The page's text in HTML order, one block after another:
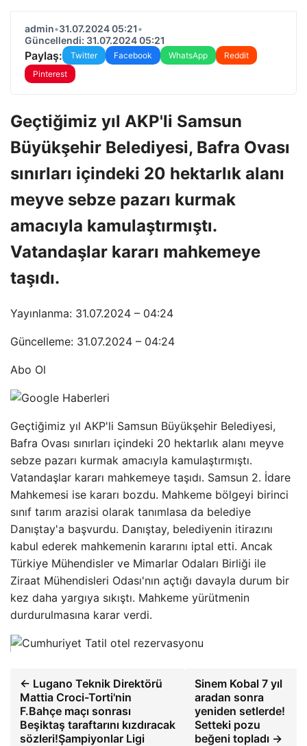
admin•31.07.2024 05:21•
Güncellendi: 31.07.2024 05:21
Paylaş: Twitter Facebook WhatsApp
Reddit
Pinterest
Geçtiğimiz yıl AKP'li Samsun
Büyükşehir Belediyesi, Bafra Ovası
sınırları içindeki 20 hektarlık alanı
meyve sebze pazarı kurmak
amacıyla kamulaştırmıştı.
Vatandaşlar kararı mahkemeye
taşıdı.
Yayınlanma: 31.07.2024 – 04:24
Güncelleme: 31.07.2024 – 04:24
Abo Ol
Geçtiğimiz yıl AKP'li Samsun Büyükşehir Belediyesi,
Bafra Ovası sınırları içindeki 20 hektarlık alanı meyve
sebze pazarı kurmak amacıyla kamulaştırmıştı.
Vatandaşlar kararı mahkemeye taşıdı. Samsun 2. İdare
Mahkemesi ise kararı bozdu. Mahkeme bölgeyi birinci
sınıf tarım arazisi olarak tanımlasa da belediye
Danıştay'a başvurdu. Danıştay, belediyenin itirazını
kabul ederek mahkemenin kararını iptal etti. Ancak
Türkiye Mühendisler ve Mimarlar Odaları Birliği ile
Ziraat Mühendisleri Odası'nın açtığı davayla durum bir
kez daha yargıya sıkıştı. Mahkeme yürütmenin
durdurulmasına karar verdi.
← Lugano Teknik Direktörü
Mattia Croci-Torti'nin
F.Bahçe maçı sonrası
Beşiktaş taraftarını kızdıracak
sözleri!Şampiyonlar Ligi
Sinem Kobal 7 yıl
aradan sonra
yeniden setlerde!
Setteki pozu
beğeni topladı →